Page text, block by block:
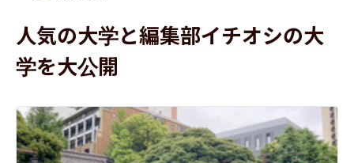
人気の大学と編集部イチオシの大
学を大公開